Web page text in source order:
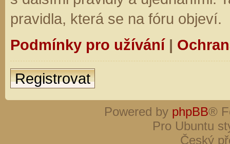
pravidla, která se na fóru objeví.
Podmínky pro užívání|
Registrovat
Powered by phpBB®
Pro Ubuntu
Český